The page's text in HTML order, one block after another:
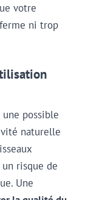
votre
ni trop
possible
naturelle
risque de
Une